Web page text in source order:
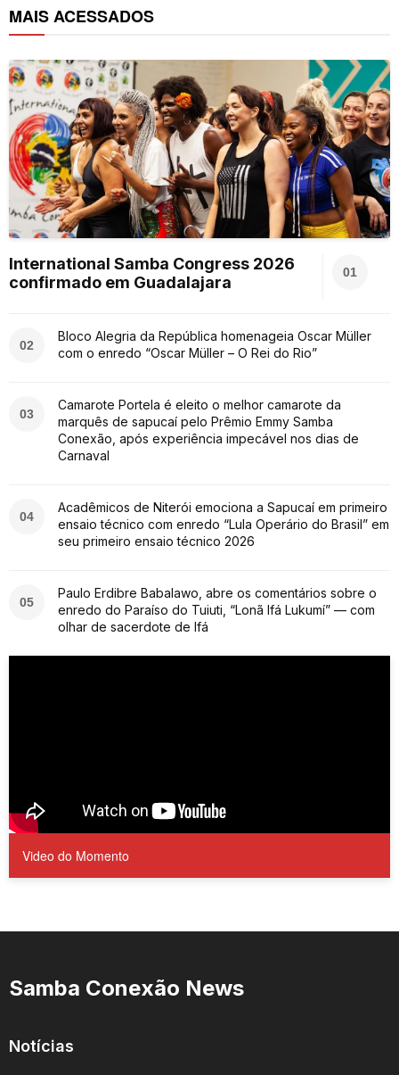
MAIS ACESSADOS
International Samba Congress 2026
confirmado em Guadalajara
01
02
Bloco Alegria da República homenageia Oscar Müller
com o enredo “Oscar Müller – O Rei do Rio”
03
Camarote Portela é eleito o melhor camarote da
marquês de sapucaí pelo Prêmio Emmy Samba
Conexão, após experiência impecável nos dias de
Carnaval
04
Acadêmicos de Niterói emociona a Sapucaí em primeiro
ensaio técnico com enredo “Lula Operário do Brasil” em
seu primeiro ensaio técnico 2026
05
Paulo Erdibre Babalawo, abre os comentários sobre o
enredo do Paraíso do Tuiuti, “Lonã Ifá Lukumí” — com
olhar de sacerdote de Ifá
Video do Momento
Samba Conexão News
Notícias